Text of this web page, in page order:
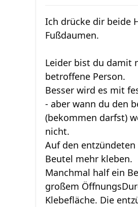
Ich drücke dir beide
Fußdaumen.
Leider bist du damit
betroffene Person.
Besser wird es mit
- aber wann du den
(bekommen darfst)
nicht.
Auf den
Beutel mehr kleben.
Manchmal half ein
großem
Klebefläche. Die